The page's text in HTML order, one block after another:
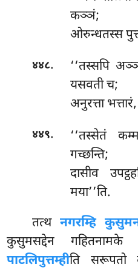
कञ्ञं;
ओरुन्धतस्स
४४८.
‘‘तस्सपि
यसवती च;
अनुरत्ता
४४९.
‘‘तस्सेतं
गच्छन्ति;
दासीव
मया’’ति.
तत्थनगरम्हि
कुसुमसद्देन
पाटलिपुत्तम्हीति सरूपतो